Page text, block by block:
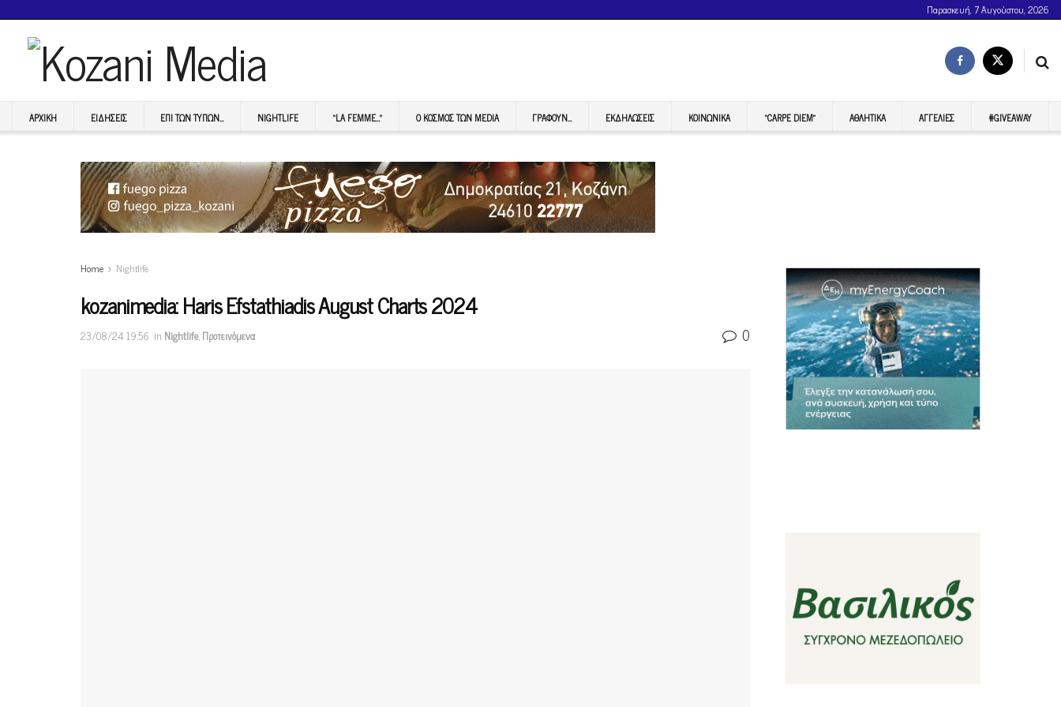
Παρασκευή, 7 Αυγούστου, 2026
ΑΡΧΙΚΉ ΕΙΔΉΣΕΙΣ ΕΠI ΤΩΝ ΤΥΠΩΝ… NIGHTLIFE “LA FEMME…” Ο ΚΟΣΜΟΣ ΤΩΝ MEDIA ΓΡΆΦΟΥΝ… ΕΚΔΗΛΏΣΕΙΣ ΚΟΙΝΩΝΙΚΆ “CARPE DIEM” ΑΘΛΗΤΙΚΆ ΑΓΓΕΛΊΕΣ #GIVEAWAY
Home Nightlife
kozanimedia: Haris Efstathiadis August Charts 2024
23/08/24 19:56 in Nightlife,Προτεινόμενα 0